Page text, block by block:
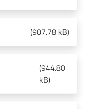
(907.78 kB)
(944.80
kB)